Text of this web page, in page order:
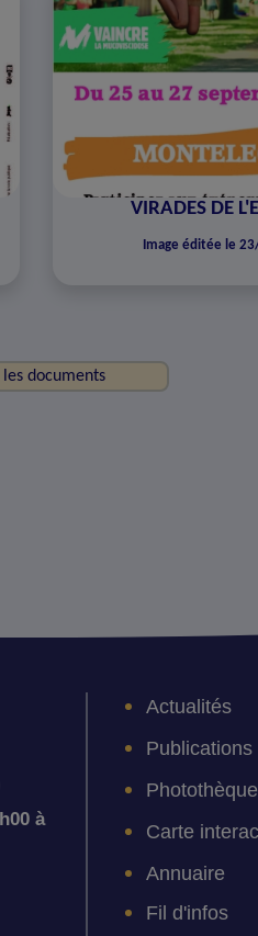
VIRADES DE
Image éditée le
les documents
à
Actualités
Publications
Photothèque
Carte
Annuaire
Fil d'infos